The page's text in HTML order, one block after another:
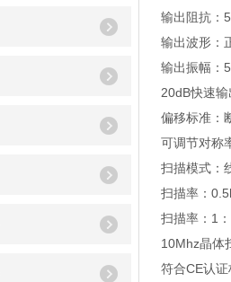
输出阻抗：
输出波形：
输出振幅：
20dB快速
偏移标准：
可调节对称
扫描模式：
扫描率：
扫描率：1
10Mhz晶体
符合CE认